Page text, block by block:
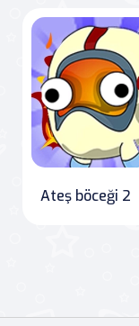
Ateş böceği 2